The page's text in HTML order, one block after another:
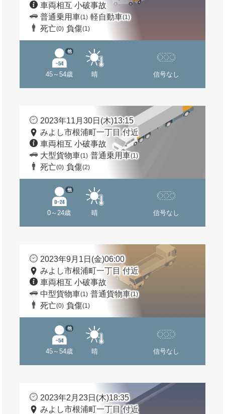
車両相互 小破事故
普通乗用車(1) 軽自動車(1)
死亡(0) 負傷(1)
45～54歳
他
晴 信号なし
2023年11月30日(木)13:15
みよし市根浦町一丁目 付近
車両相互 小破事故
大型貨物車(1) 普通乗用車(1)
死亡(0) 負傷(2)
0～24歳
他
晴 信号なし
2023年9月1日(金)06:00
みよし市根浦町一丁目 付近
車両相互 小破事故
中型貨物車(1) 普通貨物車(1)
死亡(0) 負傷(1)
45～54歳
他
晴 信号なし
2023年2月23日(木)18:35
みよし市根浦町一丁目 付近